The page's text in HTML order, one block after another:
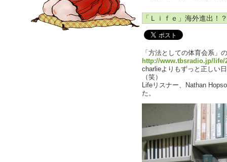
「Ｌｉｆｅ」海外進出！？
「方法としての体育会系」
http://www.tbsradio.jp/life/
charlieよりもずっと正しい
（笑）
Lifeリスナー、Nathan
た。